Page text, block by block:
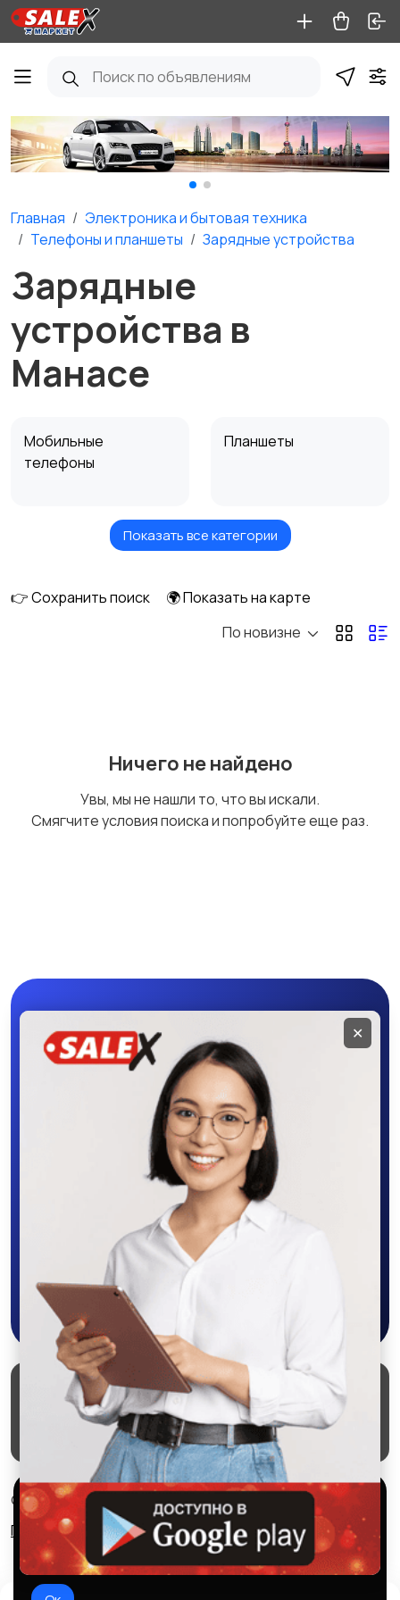
Главная
Электроника и бытовая техника
Телефоны и планшеты
Зарядные устройства
Зарядные
устройства в
Манасе
Мобильные
телефоны
Планшеты
Умные часы и
Стационарные
аккумуляторы
Показать все категории
👉 Сохранить поиск
🌍 Показать на карте
По новизне
Ничего не найдено
Увы, мы не нашли то, что вы искали.
Смягчите условия поиска и попробуйте еще раз.
Мобильное
приложение
Скачайте приложение в Google Play –
крутите колесо фортуны, выигрывайте
бонусы, удобно ищите и размещайте
объявления - все это в нашем мобильном
приложении SALEX!
Скачать в Google Play
Маркеты Блог
О проекте
Служба поддержки
Удаление аккаунта
Партнерка
© 2026 SALEX МАРКЕТ
Правила сервиса
Конфиденциальность
Используем куки и рекомендательные
технологии
Это чтобы сайт работал лучше. Оставаясь с нами, вы
соглашаетесь на использование файлов куки.
✕